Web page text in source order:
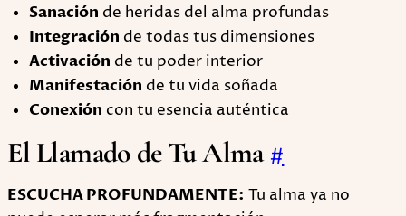
Sanación de heridas del alma profundas
Integración de todas tus dimensiones
Activación de tu poder interior
Manifestación de tu vida soñada
Conexión con tu esencia auténtica
El Llamado de Tu Alma#
ESCUCHA PROFUNDAMENTE: Tu alma ya no